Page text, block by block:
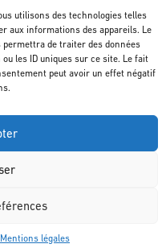
utilisons des technologies telles
aux informations des appareils. Le
de traiter des données
les ID uniques sur ce site. Le fait
peut avoir un effet négatif
Mentions légales
BLANQUETTE DE
LIMOUX
BRUT
Voir ce vin